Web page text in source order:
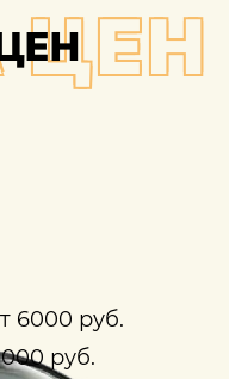
ЦЕН
6000 руб.
руб.